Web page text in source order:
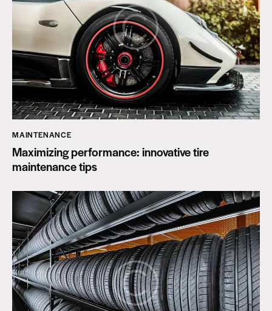
MAINTENANCE
Maximizing performance: innovative tire
maintenance tips